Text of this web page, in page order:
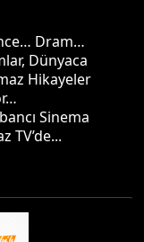
Dram…
Dünyaca
Hikayeler
Sinema
TV’de...